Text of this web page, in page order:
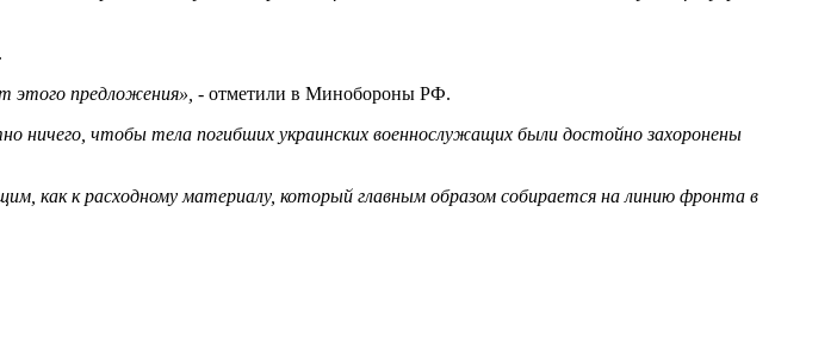
этого предложения», - отметили в Минобороны РФ.
ничего, чтобы тела погибших украинских военнослужащих были достойно захоронены
как к расходному материалу, который главным образом собирается на линию фронта в